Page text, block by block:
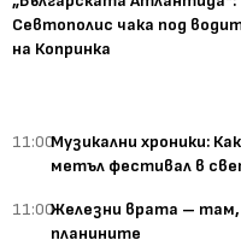
Севтополис чака под
на Копринка
11:00Музикални хроники:
метъл фестивал в
11:00Железни врата – там,
планините